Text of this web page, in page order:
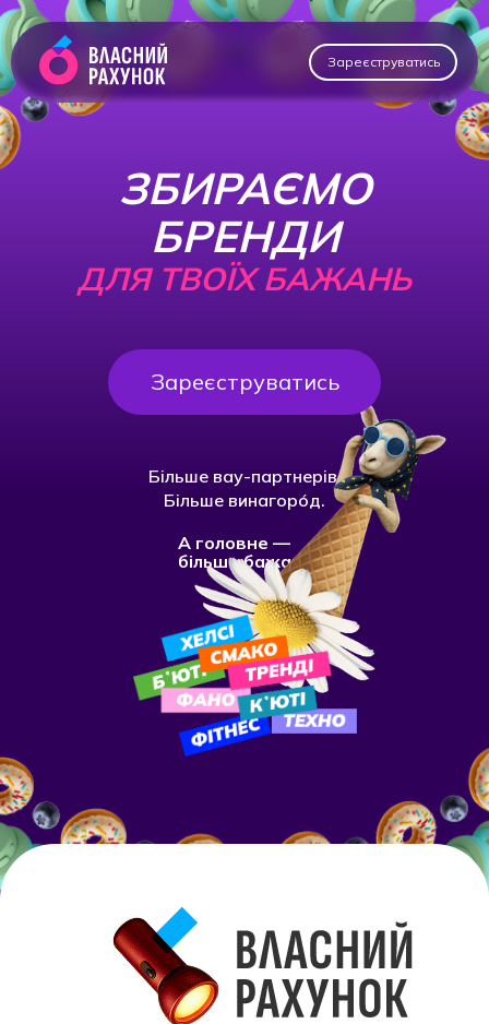
Зареєструватись
ЗБИРАЄМО
БРЕНДИ
ДЛЯ ТВОЇХ БАЖАНЬ
Зареєструватись
Більше вау-партнерів.
Більше винагорóд.
А головне —
більше бажань